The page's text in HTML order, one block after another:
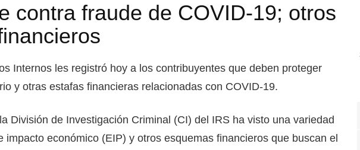
contra fraude de COVID-19; otros
Internos les registró hoy a los contribuyentes que deben proteger
y otras estafas financieras relacionadas con COVID-19.
División de Investigación Criminal (CI) del IRS ha visto una variedad
impacto económico (EIP) y otros esquemas financieros que buscan el